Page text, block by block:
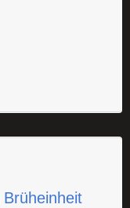
Brüheinheit